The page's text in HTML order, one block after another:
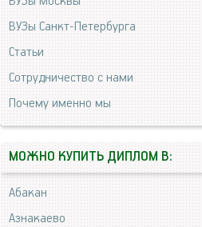
ВУЗы Санкт-Петербурга
Статьи
Сотрудничество с нами
Почему именно мы
МОЖНО КУПИТЬ ДИПЛОМ В:
Абакан
Азнакаево